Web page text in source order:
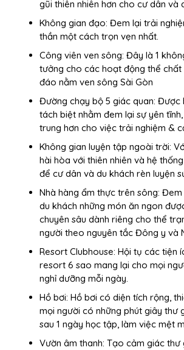
gũi thiên nhiên hơn cho cư dân và
Không gian đạo: Đem lại trải
thần một cách trọn vẹn nhất.
Công viên ven sông: Đây là 1
tưởng cho các hoạt động thể chất
đáo nằm ven sông Sài Gòn
Đường chạy bộ 5 giác quan: Được
tách biệt nhằm đem lại sự yên
trung hơn cho việc trải nghiệm &
Không gian luyện tập ngoài trời:
hài hòa với thiên nhiên và hệ
để cư dân và du khách rèn luyện
Nhà hàng ẩm thực trên sông:
du khách những món ăn ngon
chuyên sâu dành riêng cho thể
người theo nguyên tắc Đông y và
Resort Clubhouse: Hội tụ các tiện
resort 6 sao mang lại cho mọi
nghỉ dưỡng mỗi ngày.
Hồ bơi: Hồ bơi có diện tích rộng,
mọi người có những phút giây thư
sau 1 ngày học tập, làm việc mệt
Vườn âm thanh: Tạo cảm giác thư